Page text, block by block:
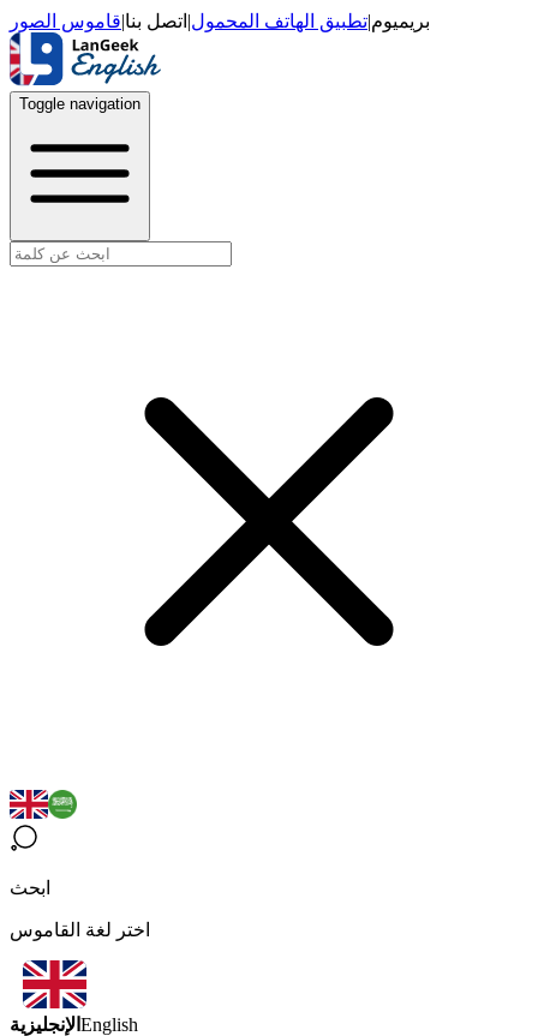
بريميوم|تطبيق الهاتف المحمول| اتصل بنا|قاموس الصور
Toggle navigation
ابحث
اختر لغة القاموس
الإنجليزية English